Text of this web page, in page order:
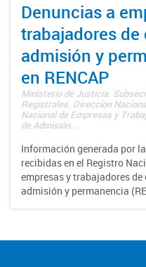
Denuncias a
trabajadores
admisión y
en RENCAP
Ministerio de Justicia.
Registrales. Dirección
Nacional de Empresas y
de Admisión...
Información generada por
recibidas en el Registro
empresas y trabajadores
admisión y permanencia